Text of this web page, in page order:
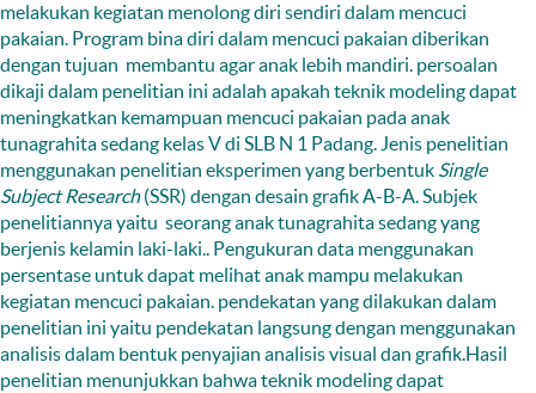
melakukan kegiatan menolong diri sendiri dalam mencuci
pakaian. Program bina diri dalam mencuci pakaian diberikan
dengan tujuan membantu agar anak lebih mandiri. persoalan
dikaji dalam penelitian ini adalah apakah teknik modeling dapat
meningkatkan kemampuan mencuci pakaian pada anak
tunagrahita sedang kelas V di SLB N 1 Padang. Jenis penelitian
menggunakan penelitian eksperimen yang berbentuk Single
Subject Research(SSR) dengan desain grafik A-B-A. Subjek
penelitiannya yaitu seorang anak tunagrahita sedang yang
berjenis kelamin laki-laki.. Pengukuran data menggunakan
persentase untuk dapat melihat anak mampu melakukan
kegiatan mencuci pakaian. pendekatan yang dilakukan dalam
penelitian ini yaitu pendekatan langsung dengan menggunakan
analisis dalam bentuk penyajian analisis visual dan grafik.Hasil
penelitian menunjukkan bahwa teknik modeling dapat